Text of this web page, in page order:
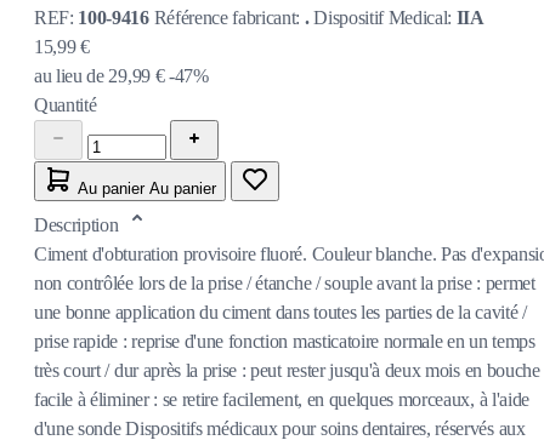
REF: 100-9416 Référence fabricant: .Dispositif Medical: IIA
15,99 €
au lieu de 29,99 € -47%
Quantité
Au panier Au panier
Description
Ciment d'obturation provisoire fluoré. Couleur blanche. Pas
non contrôlée lors de la prise / étanche / souple avant la prise : permet
une bonne application du ciment dans toutes les parties de la cavité /
prise rapide : reprise d'une fonction masticatoire normale en un temps
très court / dur après la prise : peut rester jusqu'à deux mois en bouche
facile à éliminer : se retire facilement, en quelques morceaux, à l'aide
d'une sonde Dispositifs médicaux pour soins dentaires, réservés aux